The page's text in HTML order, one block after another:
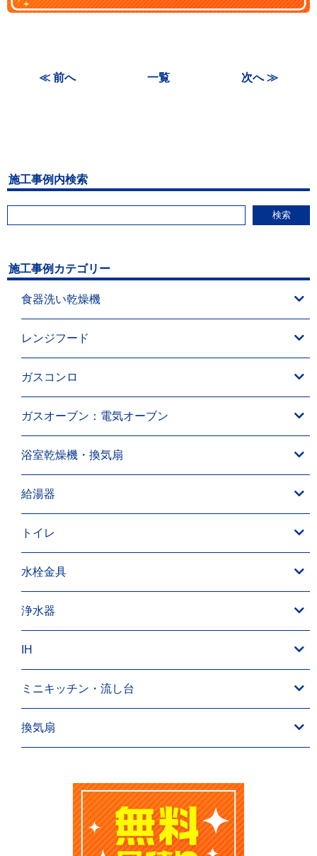
≪ 前へ 一覧 次へ ≫
施工事例内検索
検索
施工事例カテゴリー
食器洗い乾燥機
レンジフード
ガスコンロ
ガスオーブン：電気オーブン
浴室乾燥機・換気扇
給湯器
トイレ
水栓金具
浄水器
IH
ミニキッチン・流し台
換気扇